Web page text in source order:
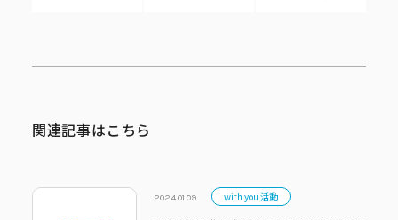
関連記事はこちら
2024.01.09 with you 活動